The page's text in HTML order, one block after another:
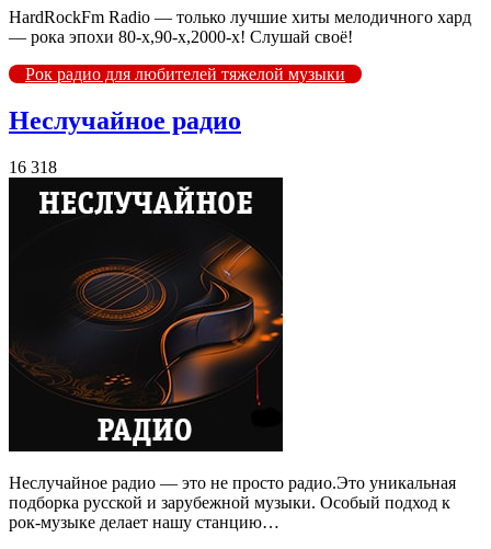
HardRockFm Radio — только лучшие хиты мелодичного хард
— рока эпохи 80-х,90-х,2000-х! Слушай своё!
Рок радио для любителей тяжелой музыки
Неслучайное радио
16 318
Неслучайное радио — это не просто радио.Это уникальная
подборка русской и зарубежной музыки. Особый подход к
рок-музыке делает нашу станцию…